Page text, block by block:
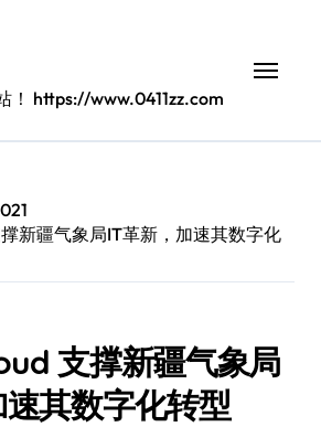
！ https://www.0411zz.com
新疆气象局IT革新，加速其数字化
支撑新疆气象局
其数字化转型